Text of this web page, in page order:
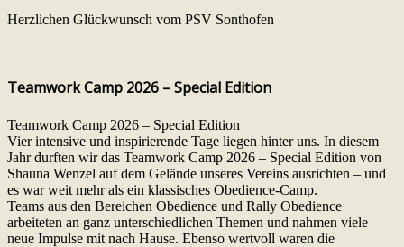
Herzlichen Glückwunsch vom PSV Sonthofen
Teamwork Camp 2026 – Special Edition
Teamwork Camp 2026 – Special Edition
Vier intensive und inspirierende Tage liegen hinter uns. In diesem
Jahr durften wir das Teamwork Camp 2026 – Special Edition von
Shauna Wenzel auf dem Gelände unseres Vereins ausrichten – und
es war weit mehr als ein klassisches Obedience-Camp.
Teams aus den Bereichen Obedience und Rally Obedience
arbeiteten an ganz unterschiedlichen Themen und nahmen viele
neue Impulse mit nach Hause. Ebenso wertvoll waren die